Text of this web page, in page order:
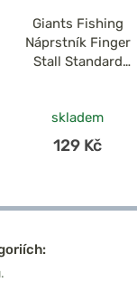
Giants Fishing
Náprstník Finger
Stall Standard
skladem
129 Kč